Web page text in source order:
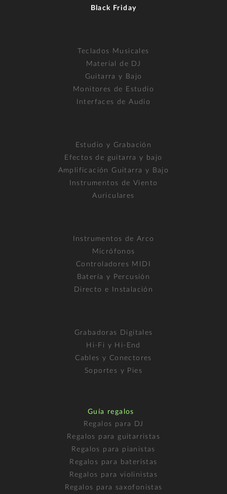
Black Friday
Teclados Musicales
Material de DJ
Guitarra y Bajo
Monitores de Estudio
Interfaces de Audio
Estudio y Grabación
Efectos de guitarra y bajo
Amplificación Guitarra y Bajo
Instrumentos de Viento
Auriculares
Instrumentos de Arco
Micrófonos
Controladores MIDI
Batería y Percusión
Directo e Instalación
Grabadoras Digitales
Hi-Fi y Hi-End
Cables y Conectores
Soportes y Pies
Guía regalos
Regalos para DJ
Regalos para guitarristas
Regalos para pianistas
Regalos para bateristas
Regalos para violinistas
Regalos para saxofonistas